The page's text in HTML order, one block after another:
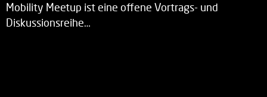
Mobility Meetup ist eine offene Vortrags- und
Diskussionsreihe…